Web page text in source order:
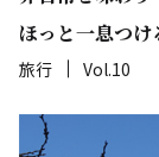
ほっと一息つ
旅行 Vol.10